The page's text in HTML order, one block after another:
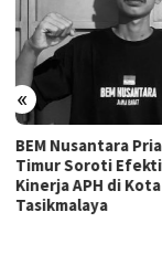
«
BEM Nusantara
Timur Soroti
Kinerja APH di Kota
Tasikmalaya